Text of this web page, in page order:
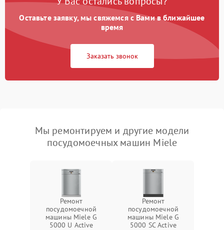
Оставьте заявку, мы свяжемся с Вами в ближайшее
время
Заказать звонок
Мы ремонтируем и другие модели
посудомоечных машин Miele
Ремонт
посудомоечной
машины Miele G
5000 U Active
Ремонт
посудомоечной
машины Miele G
5000 SC Active